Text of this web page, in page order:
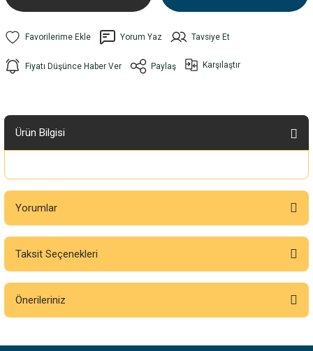
Yorum Yaz Tavsiye Et
Fiyatı Düşünce Haber Ver Paylaş Karşılaştır
Ürün Bilgisi
Yorumlar
Bu ürüne ilk yorumu siz yapın!
Taksit Seçenekleri
Önerileriniz